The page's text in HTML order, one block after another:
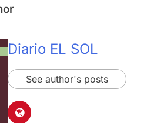
Diario EL SOL
See author's posts